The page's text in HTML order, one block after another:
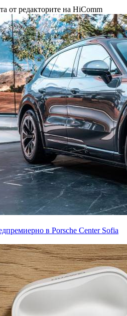
от редакторите на HiComm
в Porsche Center Sofia